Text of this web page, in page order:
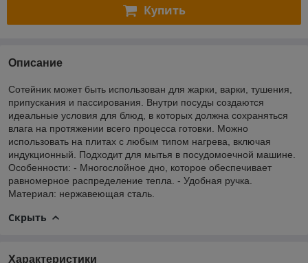
Купить
Описание
Сотейник может быть использован для жарки, варки, тушения,
припускания и пассирования. Внутри посуды создаются
идеальные условия для блюд, в которых должна сохраняться
влага на протяжении всего процесса готовки. Можно
использовать на плитах с любым типом нагрева, включая
индукционный. Подходит для мытья в посудомоечной машине.
Особенности: - Многослойное дно, которое обеспечивает
равномерное распределение тепла. - Удобная ручка.
Материал: нержавеющая сталь.
Скрыть
Характеристики